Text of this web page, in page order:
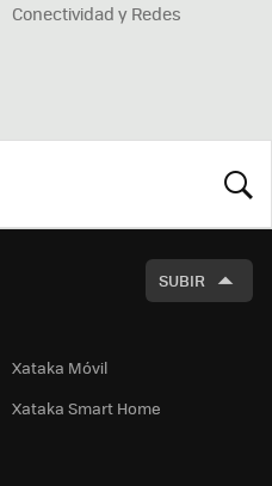
Conectividad y Redes
SUBIR
Xataka Móvil
Xataka Smart Home